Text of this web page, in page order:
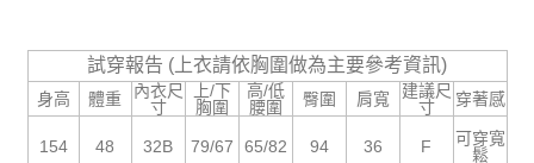
試穿報告 (上衣請依胸圍做為主要參考資訊)
身高 體重
內衣尺
寸
上/下
胸圍
高/低
腰圍
臀圍 肩寬
建議尺
寸
穿著感
154 48 32B 79/67 65/82 94 36 F
可穿寬
鬆